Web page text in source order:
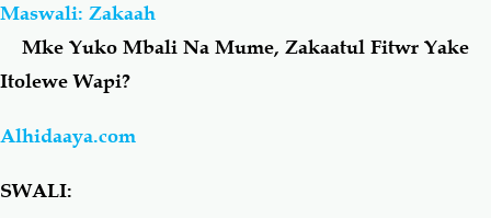
Shirki & Kufru
Salaf Wa Ummah
Fiqh-Ibaadah
Maswali: Zakaah
Mke Yuko Mbali Na Mume, Zakaatul Fitwr Yake
Itolewe Wapi?
Alhidaaya.com
SWALI: